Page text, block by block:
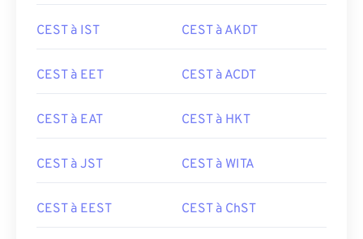
CEST à IST CEST à AKDT
CEST à EET CEST à ACDT
CEST à EAT CEST à HKT
CEST à JST CEST à WITA
CEST à EEST CEST à ChST